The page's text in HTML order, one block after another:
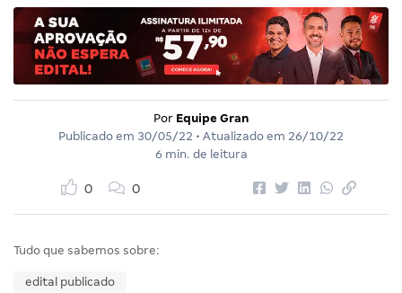
Por Equipe Gran
Publicado em 30/05/22 • Atualizado em 26/10/22
6 min. de leitura
0 0
Tudo que sabemos sobre:
edital publicado